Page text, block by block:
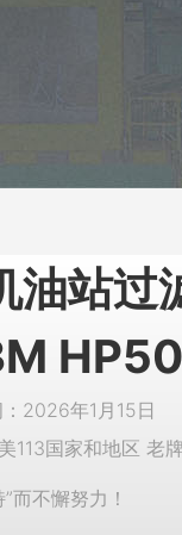
油站过
2026年1月15日
113国家和地区 老
而不懈努力！